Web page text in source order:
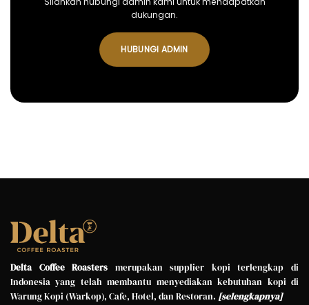
dukungan.
HUBUNGI ADMIN
Delta Coffee Roasters merupakan supplier kopi terlengkap di
Indonesia yang telah membantu menyediakan kebutuhan kopi di
Warung Kopi (Warkop), Cafe, Hotel, dan Restoran. [selengkapnya]